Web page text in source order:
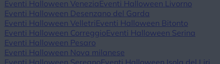
Eventi Halloween Venezia Eventi Halloween Livorno
Eventi Halloween Desenzano del Garda
Eventi Halloween VelletriEventi Halloween Bitonto
Eventi Halloween CorreggioEventi Halloween Serina
Eventi Halloween Pesaro
Eventi Halloween Nova milanese